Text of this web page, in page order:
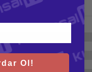
Ol!